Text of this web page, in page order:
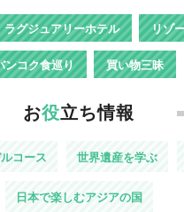
ラグジュアリーホテル リゾ
ンコク食巡り 買い物三昧
お役立ち情報
コース 世界遺産を学ぶ
日本で楽しむアジアの国